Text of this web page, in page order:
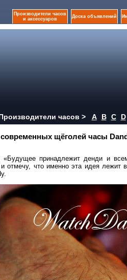
Производители часов
и аксессуаров
Доска объявлений
часов > A B C D
щёголей часы
«Будущее принадлежит денди и
отмечу, что именно эта идея